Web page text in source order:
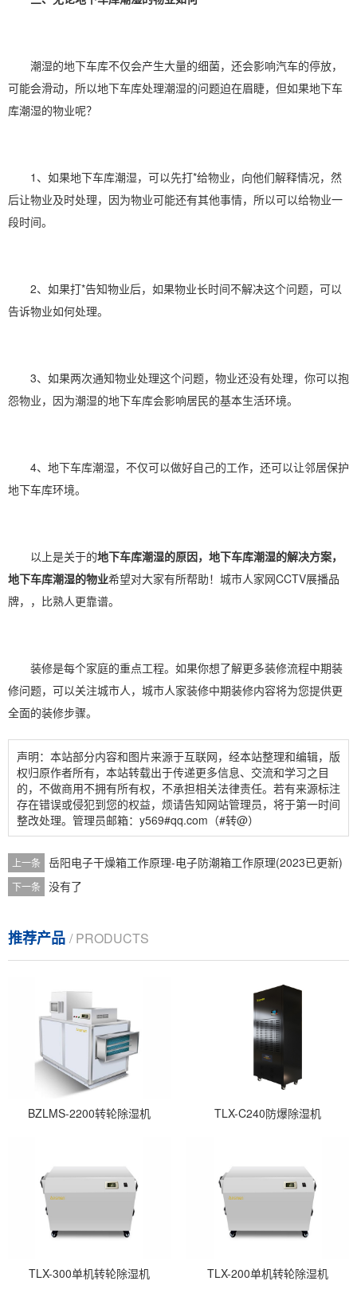
潮湿的地下车库不仅会产生大量的细菌，还会影响汽车的停放，
可能会滑动，所以地下车库处理潮湿的问题迫在眉睫，但如果地下车
库潮湿的物业呢？
1、如果地下车库潮湿，可以先打*给物业，向他们解释情况，然
后让物业及时处理，因为物业可能还有其他事情，所以可以给物业一
段时间。
2、如果打*告知物业后，如果物业长时间不解决这个问题，可以
告诉物业如何处理。
3、如果两次通知物业处理这个问题，物业还没有处理，你可以抱
怨物业，因为潮湿的地下车库会影响居民的基本生活环境。
4、地下车库潮湿，不仅可以做好自己的工作，还可以让邻居保护
地下车库环境。
以上是关于的地下车库潮湿的原因，地下车库潮湿的解决方案，
地下车库潮湿的物业希望对大家有所帮助！城市人家网CCTV展播品
牌，，比熟人更靠谱。
装修是每个家庭的重点工程。如果你想了解更多装修流程中期装
修问题，可以关注城市人，城市人家装修中期装修内容将为您提供更
全面的装修步骤。
声明：本站部分内容和图片来源于互联网，经本站整理和编辑，版
权归原作者所有，本站转载出于传递更多信息、交流和学习之目
的，不做商用不拥有所有权，不承担相关法律责任。若有来源标注
存在错误或侵犯到您的权益，烦请告知网站管理员，将于第一时间
整改处理。管理员邮箱：y569#qq.com（#转@）
上一条 岳阳电子干燥箱工作原理-电子防潮箱工作原理(2023已更新)
下一条 没有了
推荐产品 / PRODUCTS
BZLMS-2200转轮除湿机 TLX-C240防爆除湿机
TLX-300单机转轮除湿机 TLX-200单机转轮除湿机